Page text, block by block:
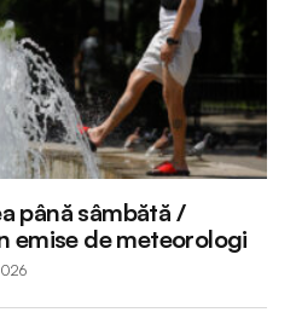
până sâmbătă /
emise de meteorologi